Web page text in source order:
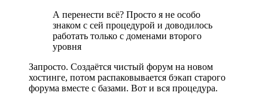
А перенести всё? Просто я не особо
знаком с сей процедурой и доводилось
работать только с доменами второго
уровня
Запросто. Создаётся чистый форум на новом
хостинге, потом распаковывается бэкап старого
форума вместе с базами. Вот и вся процедура.